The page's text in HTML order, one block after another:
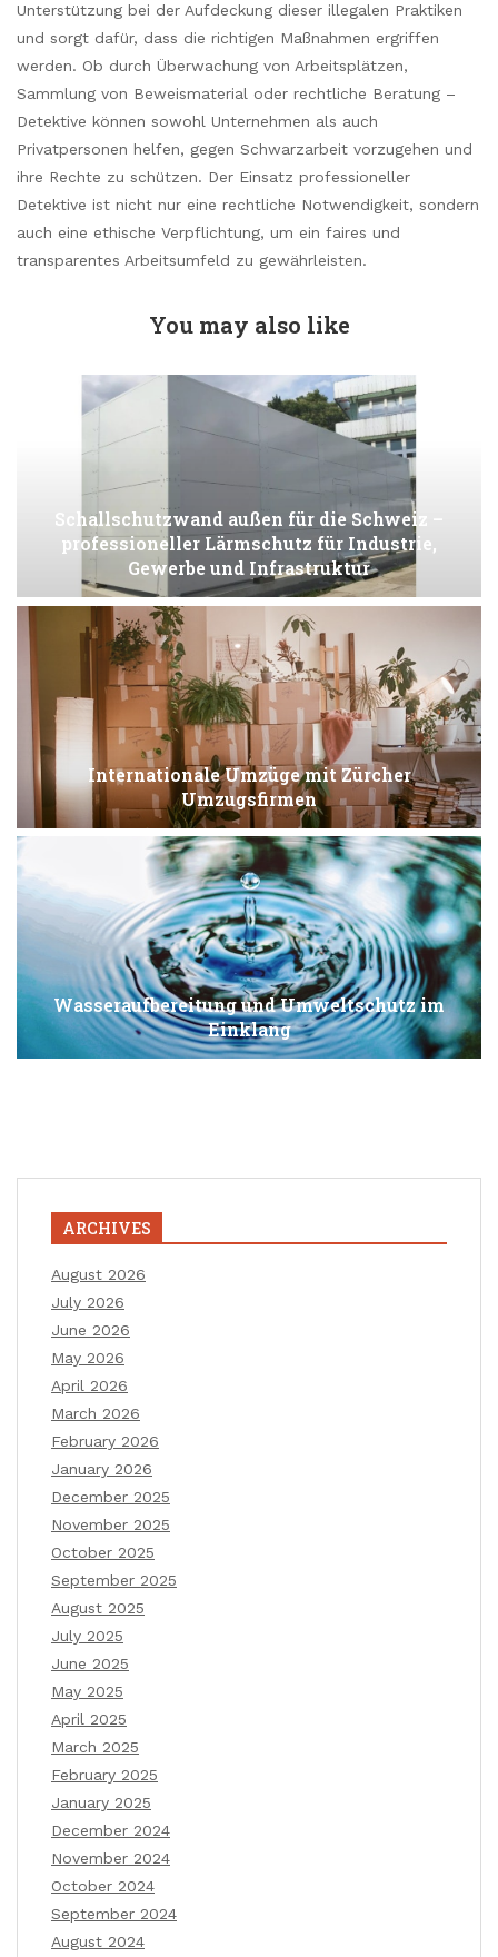
Unterstützung bei der Aufdeckung dieser illegalen Praktiken
und sorgt dafür, dass die richtigen Maßnahmen ergriffen
werden. Ob durch Überwachung von Arbeitsplätzen,
Sammlung von Beweismaterial oder rechtliche Beratung –
Detektive können sowohl Unternehmen als auch
Privatpersonen helfen, gegen Schwarzarbeit vorzugehen und
ihre Rechte zu schützen. Der Einsatz professioneller
Detektive ist nicht nur eine rechtliche Notwendigkeit, sondern
auch eine ethische Verpflichtung, um ein faires und
transparentes Arbeitsumfeld zu gewährleisten.
You may also like
Schallschutzwand außen für die Schweiz –
professioneller Lärmschutz für Industrie,
Gewerbe und Infrastruktur
Internationale Umzüge mit Zürcher
Umzugsfirmen
Wasseraufbereitung und Umweltschutz im
Einklang
ARCHIVES
August 2026
July 2026
June 2026
May 2026
April 2026
March 2026
February 2026
January 2026
December 2025
November 2025
October 2025
September 2025
August 2025
July 2025
June 2025
May 2025
April 2025
March 2025
February 2025
January 2025
December 2024
November 2024
October 2024
September 2024
August 2024